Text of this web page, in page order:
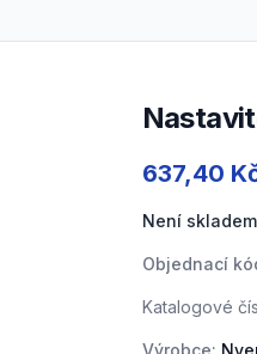
637,40
Není skladem
Objednací
Katalogové
Výrobce: